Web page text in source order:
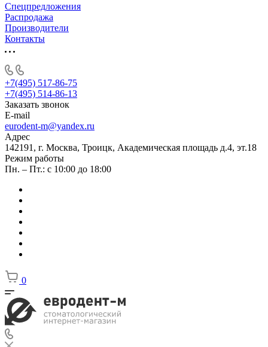
Спецпредложения
Распродажа
Производители
Контакты
+7(495) 517-86-75
+7(495) 514-86-13
Заказать звонок
E-mail
eurodent-m@yandex.ru
Адрес
142191, г. Москва, Троицк, Академическая площадь д.4, эт.18
Режим работы
Пн. – Пт.: с 10:00 до 18:00
0